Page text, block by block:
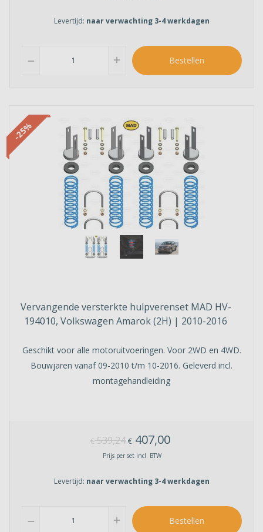
Levertijd: naar verwachting 3-4 werkdagen
remove add Bestellen
-25%
Vervangende versterkte hulpverenset MAD HV-
194010, Volkswagen Amarok (2H) | 2010-2016
Geschikt voor alle motoruitvoeringen. Voor 2WD en 4WD.
Bouwjaren vanaf 09-2010 t/m 10-2016. Geleverd incl.
montagehandleiding
€539,24 € 407,00
Prijs per set incl. BTW
Levertijd: naar verwachting 3-4 werkdagen
remove add Bestellen